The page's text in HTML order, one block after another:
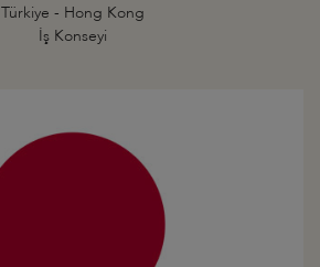
Türkiye - Hong Kong
İş Konseyi